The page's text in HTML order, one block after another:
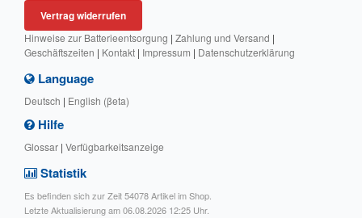
Vertrag widerrufen
Hinweise zur Batterieentsorgung | Zahlung und Versand |
Geschäftszeiten | Kontakt | Impressum | Datenschutzerklärung
Language
Deutsch | English (βeta)
Hilfe
Glossar | Verfügbarkeitsanzeige
Statistik
Es befinden sich zur Zeit 54078 Artikel im Shop.
Letzte Aktualisierung am 06.08.2026 12:25 Uhr.